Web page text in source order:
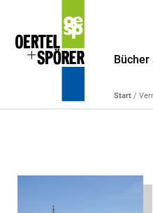
Bücher
Start /